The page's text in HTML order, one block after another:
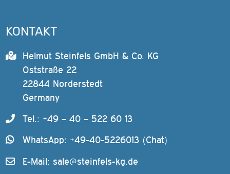
KONTAKT
Helmut Steinfels GmbH & Co. KG
Oststraße 22
22844 Norderstedt
Germany
Tel.: +49 – 40 – 522 60 13
WhatsApp: +49-40-5226013 (Chat)
E-Mail: sale@steinfels-kg.de